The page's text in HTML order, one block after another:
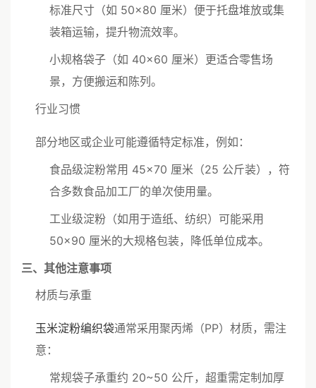
标准尺寸（如 50×80 厘米）便于托盘堆放或集
装箱运输，提升物流效率。
小规格袋子（如 40×60 厘米）更适合零售场
景，方便搬运和陈列。
行业习惯
部分地区或企业可能遵循特定标准，例如：
食品级淀粉常用 45×70 厘米（25 公斤装），符
合多数食品加工厂的单次使用量。
工业级淀粉（如用于造纸、纺织）可能采用
50×90 厘米的大规格包装，降低单位成本。
三、其他注意事项
材质与承重
玉米淀粉编织袋通常采用聚丙烯（PP）材质，需注
意：
常规袋子承重约 20~50 公斤，超重需定制加厚